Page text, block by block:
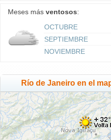
Meses más ventosos:
OCTUBRE
SEPTIEMBRE
NOVIEMBRE
Río de Janeiro en el